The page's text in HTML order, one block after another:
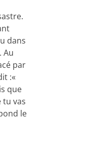
dans
Au
par
:«
que
tu vas
le